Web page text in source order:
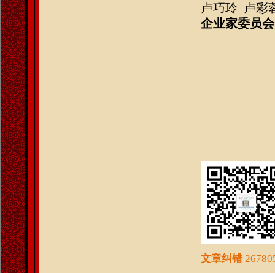
卢巧玲 卢彩
企业家委员会
文章纠错